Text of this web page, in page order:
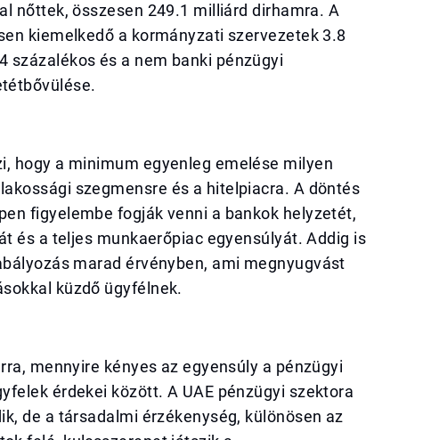
nőttek, összesen 249.1 milliárd dirhamra. A
kiemelkedő a kormányzati szervezetek 3.8
százalékos és a nem banki pénzügyi
hogy a minimum egyenleg emelése milyen
szegmensre és a hitelpiacra. A döntés
figyelembe fogják venni a bankok helyzetét,
és a teljes munkaerőpiac egyensúlyát. Addig is
marad érvényben, ami megnyugvást
küzdő ügyfélnek.
mennyire kényes az egyensúly a pénzügyi
érdekei között. A UAE pénzügyi szektora
de a társadalmi érzékenység, különösen az